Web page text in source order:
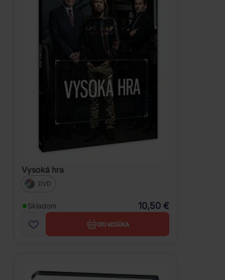
Vysoká hra
DVD
Skladom 10,50 €
DO KOŠÍKA